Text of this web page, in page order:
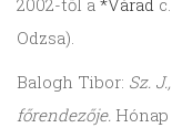
2002-től a *Várad
Odzsa).
Balogh Tibor: Sz.
főrendezője.